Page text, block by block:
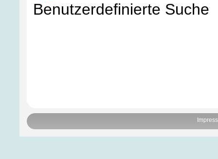
Benutzerdefinierte Suche